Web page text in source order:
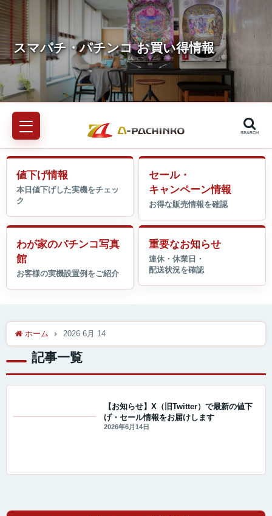
SEARCH
値下げ情報
セール・
キャンペーン情報
わが家のパチンコ写真
館
重要なお知らせ
ホーム 2026 6月 14
記事一覧
【お知らせ】X（旧Twitter）で最新の値下
げ・セール情報をお届けします
2026年6月14日